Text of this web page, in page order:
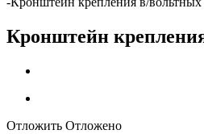
Кронштейн
Отложить Отложено